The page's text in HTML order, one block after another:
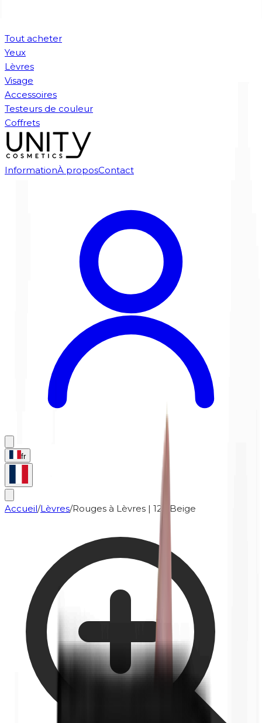
Tout acheter
Yeux
Lèvres
Visage
Accessoires
Testeurs de couleur
Coffrets
InformationÀ proposContact
fr
Accueil/Lèvres/Rouges à Lèvres | 125 Beige